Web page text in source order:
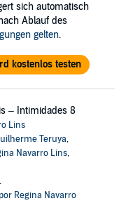
sich automatisch
Ablauf des
gelten.
kostenlos testen
– Intimidades 8
Lins
Teruya,
Navarro Lins,
Regina Navarro